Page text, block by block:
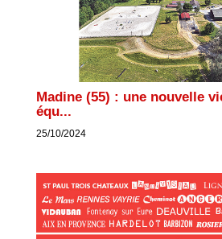
Madine (55) : une nouvelle
équ...
25/10/2024